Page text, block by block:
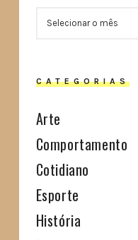
CATEGORIAS
Arte
Comportamento
Cotidiano
Esporte
História